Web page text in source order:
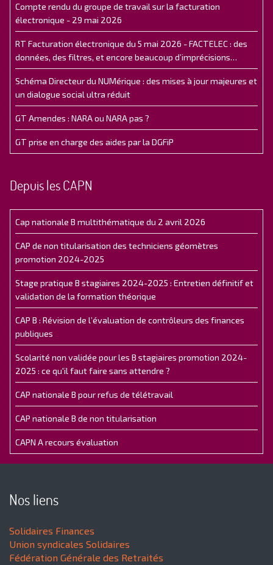
Compte rendu du groupe de travail sur la facturation
électronique - 29 mai 2026
RT Facturation électronique du 5 mai 2026 - FACTELEC : des
données, des filtres, et encore beaucoup d’imprécisions…
Schéma Directeur du NUMérique : des mises à jour majeures et
un dialogue social ultra réduit
GT Amendes : NARA ou NARA pas ?
GT prise en charge des aides par la DGFiP
Depuis les CAPN
Cap nationale B multithématique du 2 avril 2026
CAP de non titularisation des techniciens géomètres
promotion 2024-2025
Stage pratique B stagiaires 2024-2025 : Entretien définitif et
validation de la formation théorique
CAP B : Révision de l’évaluation de contrôleurs des finances
publiques
Scolarité non validée pour les B stagiaires promotion 2024-
2025 : ce qu'il faut faire sans attendre ?
CAP nationale B pour refus de télétravail
CAP nationale B de non titularisation
CAPN A recours évaluation
Nos liens
Solidaires Finances
Union syndicales Solidaires
Fédération Générale des Retraités